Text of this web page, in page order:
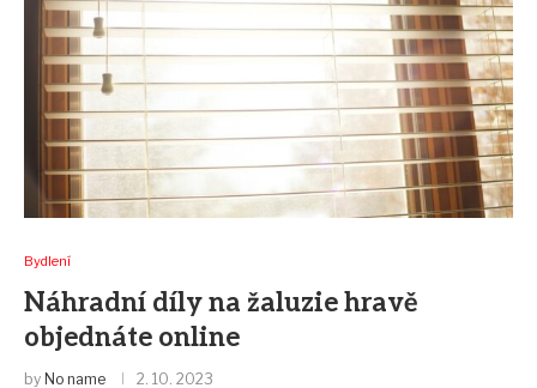
Bydlení
Náhradní díly na žaluzie hravě
objednáte online
by No name 2. 10. 2023